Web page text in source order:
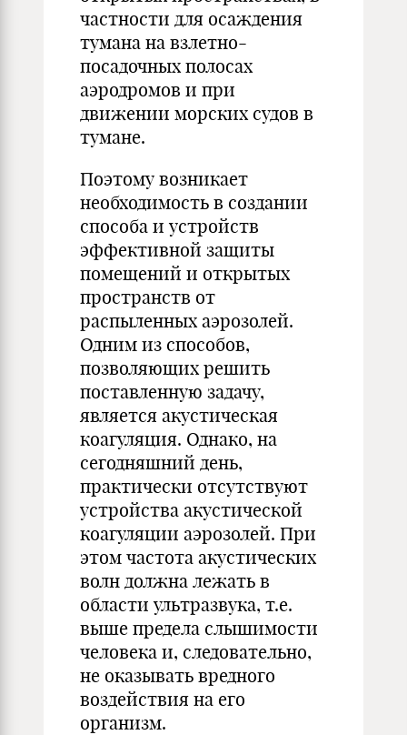
частности для осаждения
тумана на взлетно-
посадочных полосах
аэродромов и при
движении морских судов в
тумане.
Поэтому возникает
необходимость в создании
способа и устройств
эффективной защиты
помещений и открытых
пространств от
распыленных аэрозолей.
Одним из способов,
позволяющих решить
поставленную задачу,
является акустическая
коагуляция. Однако, на
сегодняшний день,
практически отсутствуют
устройства акустической
коагуляции аэрозолей. При
этом частота акустических
волн должна лежать в
области ультразвука, т.е.
выше предела слышимости
человека и, следовательно,
не оказывать вредного
воздействия на его
организм.